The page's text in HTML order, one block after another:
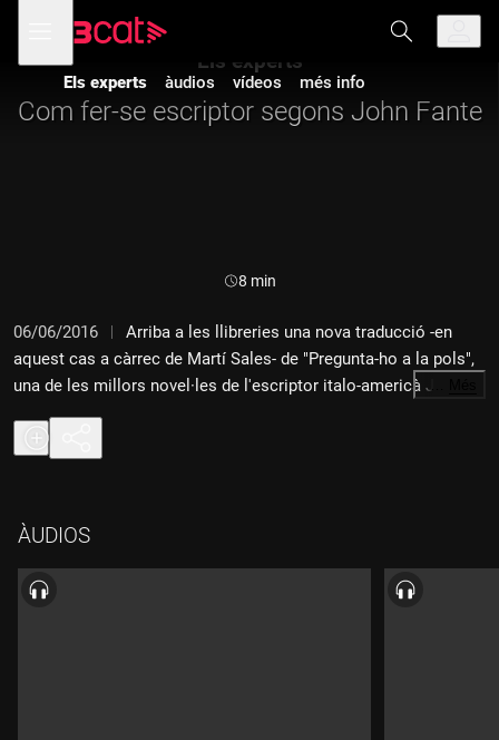
navegació
principal
menú
de
Els experts àudios vídeos més info
Els experts
Com fer-se escriptor segons John Fante
Durada:
8 min
06/06/2016
Arriba a les llibreries una nova traducció -en
aquest cas a càrrec de Martí Sales- de "Pregunta-ho a la pols",
una de les millors novel·les de l'escriptor italo-americà John
Fante, a qui Charles Bukowski es va passar la vida recomanant.
Narra la història d'Arturo Bandini, àlter ego de l'autor, quan té
vint anys i ha publicat un conte. Però per esdevenir un bon
casa seva pels hotels més sòrdids de Los Angeles, freqüenta
prostíbuls i coneix la Camilla, una noia mexicana amb qui
comença una relació tempestuosa que els portarà als límits de
l'odi i de l'amor.
ÀUDIOS